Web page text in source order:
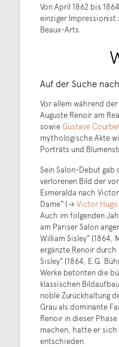
Von April 1862 bis
einziger Impressionist
Beaux-Arts.
Auf der Suche
Vor allem während
Auguste Renoir am
sowieGustave
mythologische Akte
Porträts und
Sein Salon-Debut
verlorenen Bild der
Esmeralda nach
Dame“ (→ Victor
Auch im folgenden
am Pariser Salon
William Sisley" (1864,
ergänzte Renoir
Sisley" (1864, E.G.
Werke betonten die
klassischen
noble Zurückhaltung
Grau als dominante
Renoir in dieser
machen, hatte er
entschieden.